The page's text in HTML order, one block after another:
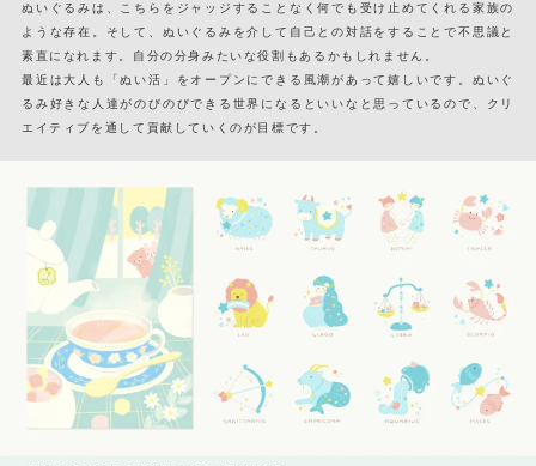
ぬいぐるみは、こちらをジャッジすることなく何でも受け止めてくれる家族の
ような存在。そして、ぬいぐるみを介して自己との対話をすることで不思議と
素直になれます。自分の分身みたいな役割もあるかもしれません。
最近は大人も「ぬい活」をオープンにできる風潮があって嬉しいです。ぬいぐ
るみ好きな人達がのびのびできる世界になるといいなと思っているので、クリ
エイティブを通して貢献していくのが目標です。